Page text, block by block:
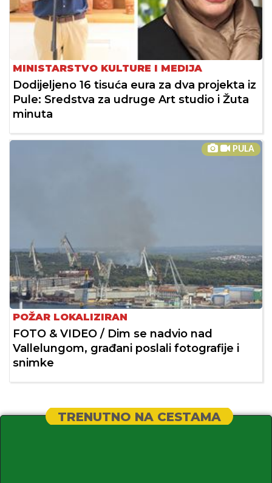
MINISTARSTVO KULTURE I MEDIJA
Dodijeljeno 16 tisuća eura za dva projekta iz
Pule: Sredstva za udruge Art studio i Žuta
minuta
PULA
POŽAR LOKALIZIRAN
FOTO & VIDEO / Dim se nadvio nad
Vallelungom, građani poslali fotografije i
snimke
TRENUTNO NA CESTAMA